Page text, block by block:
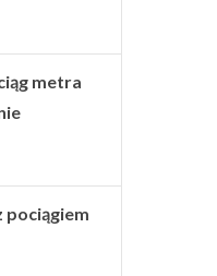
metra
pociągiem